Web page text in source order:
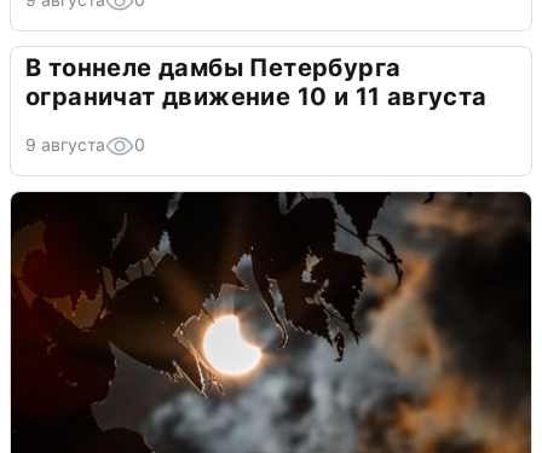
В тоннеле дамбы Петербурга
ограничат движение 10 и 11 августа
9 августа 0